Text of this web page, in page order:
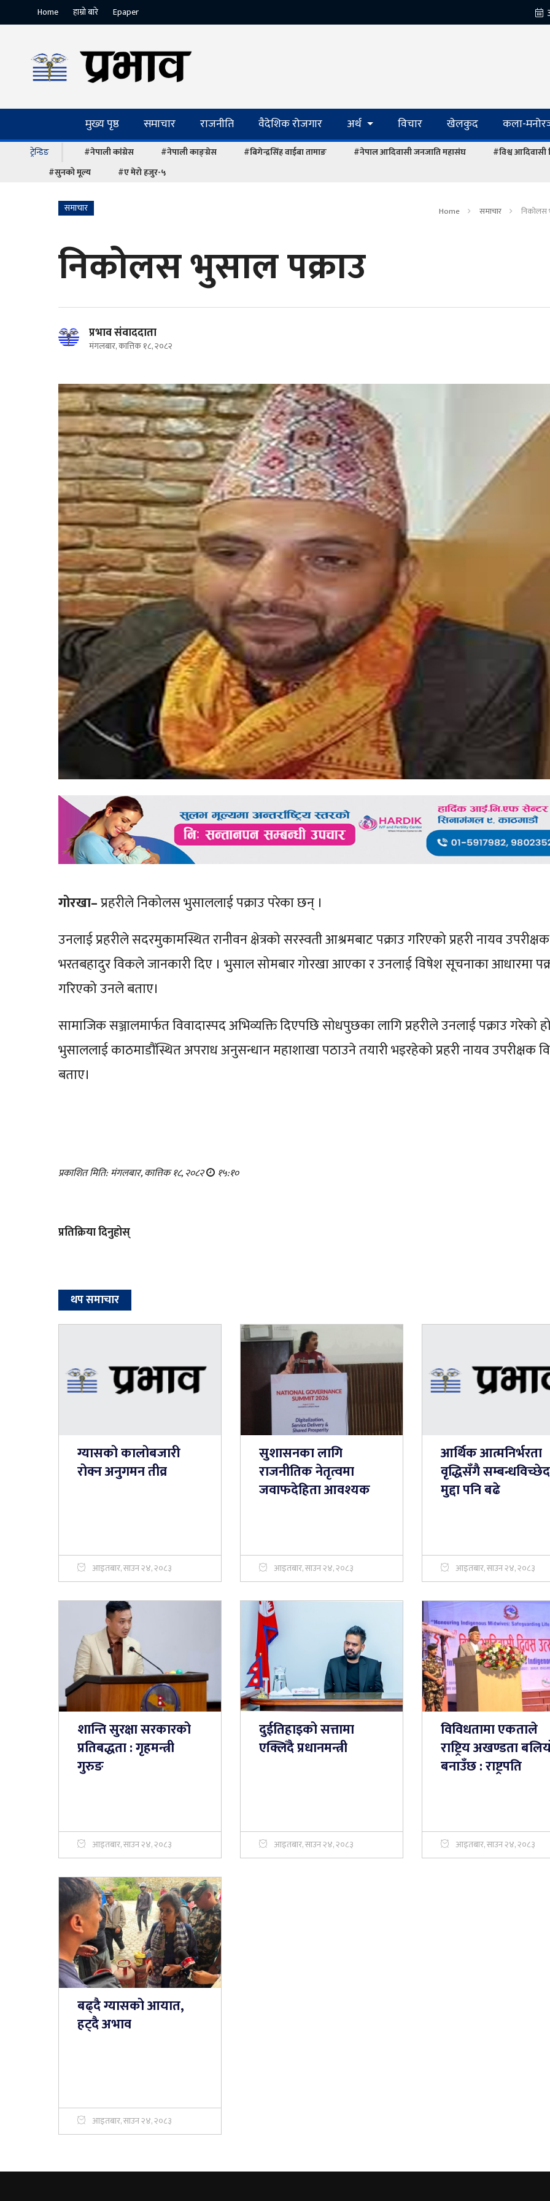
Home हाम्रो बारे Epaper
मुख्य पृष्ठ समाचार राजनीति वैदेशिक रोजगार अर्थ विचार खेलकुद कला-
ट्रेन्डिङ #नेपाली कांग्रेस #नेपाली काङ्ग्रेस #बिगेन्द्रसिंह वाईबा तामाङ #नेपाल आदिवासी जनजाति महासंघ
#विश्व आदिवासी
#सुनको मूल्य
#ए मेरो हजुर-५
समाचार Home समाचार निकोलस
निकोलस भुसाल पक्राउ
प्रभाव संवाददाता
मंगलबार, कात्तिक १८, २०८२
गोरखा–प्रहरीले निकोलस भुसाललाई पक्राउ परेका छन् ।
उनलाई प्रहरीले सदरमुकामस्थित रानीवन क्षेत्रको सरस्वती आश्रमबाट पक्राउ गरिएको प्रहरी नायव उपरीक्षक
भरतबहादुर विकले जानकारी दिए । भुसाल सोमबार गोरखा आएका र उनलाई विषेश सूचनाका आधारमा
गरिएको उनले बताए।
सामाजिक सञ्जालमार्फत विवादास्पद अभिव्यक्ति दिएपछि सोधपुछका लागि प्रहरीले उनलाई पक्राउ गरेको
भुसाललाई काठमाडौंस्थित अपराध अनुसन्धान महाशाखा पठाउने तयारी भइरहेको प्रहरी नायव उपरीक्षक
बताए।
प्रकाशित मिति: मंगलबार, कात्तिक १८, २०८२ १५:१०
प्रतिक्रिया दिनुहोस्
थप समाचार
ग्यासको कालोबजारी
रोक्न अनुगमन तीव्र
आइतबार, साउन २४, २०८३
सुशासनका लागि
राजनीतिक नेतृत्वमा
जवाफदेहिता आवश्यक
आइतबार, साउन २४, २०८३
आर्थिक आत्मनिर्भरता
वृद्धिसँगै
मुद्दा पनि बढे
आइतबार, साउन २४, २०८३
शान्ति सुरक्षा सरकारको
प्रतिबद्धता : गृहमन्त्री
गुरुङ
आइतबार, साउन २४, २०८३
दुईतिहाइको सत्तामा
एक्लिँदै प्रधानमन्त्री
आइतबार, साउन २४, २०८३
विविधतामा एकताले
राष्ट्रिय अखण्डता
बनाउँछ : राष्ट्रपति
आइतबार, साउन २४, २०८३
बढ्दै ग्यासको आयात,
हट्दै अभाव
आइतबार, साउन २४, २०८३